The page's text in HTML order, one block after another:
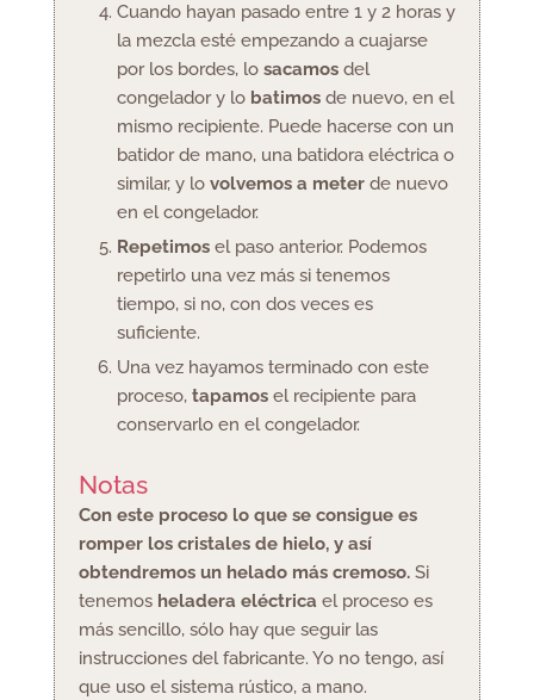
Cuando hayan pasado entre 1 y 2 horas y
la mezcla esté empezando a cuajarse
por los bordes, lo sacamos del
congelador y lo batimos de nuevo, en el
mismo recipiente. Puede hacerse con un
batidor de mano, una batidora eléctrica o
similar, y lo volvemos a meterde nuevo
en el congelador.
Repetimos el paso anterior. Podemos
repetirlo una vez más si tenemos
tiempo, si no, con dos veces es
suficiente.
Una vez hayamos terminado con este
proceso, tapamos el recipiente para
conservarlo en el congelador.
Notas
Con este proceso lo que se consigue es
romper los cristales de hielo, y así
obtendremos un helado más cremoso.Si
tenemos heladera eléctrica el proceso es
más sencillo, sólo hay que seguir las
instrucciones del fabricante. Yo no tengo, así
que uso el sistema rústico, a mano.